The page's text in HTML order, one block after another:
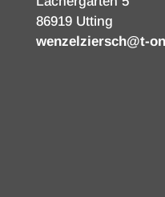
86919 Utting
wenzelziersch@t-